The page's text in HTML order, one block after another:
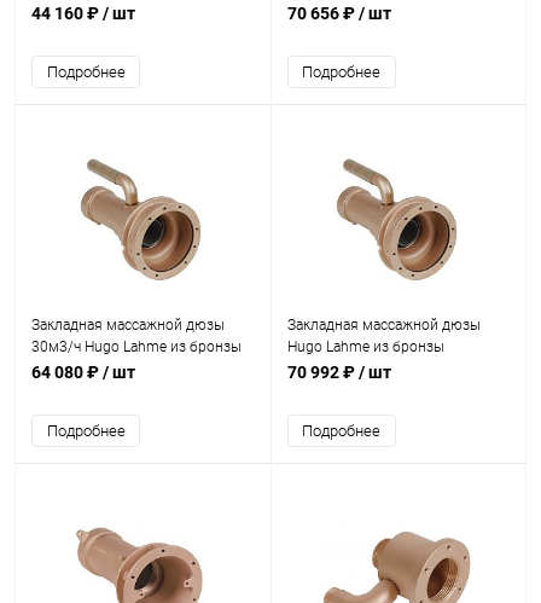
бронзы (8669850)
44 160 ₽/ шт
Подробнее
бронзы (8663450)
70 656 ₽/ шт
Подробнее
Закладная массажной дюзы
30м3/ч Hugo Lahme из бронзы
(8662250)
64 080 ₽/ шт
Подробнее
Закладная массажной дюзы
Hugo Lahme из бронзы
(8662350)
70 992 ₽/ шт
Подробнее